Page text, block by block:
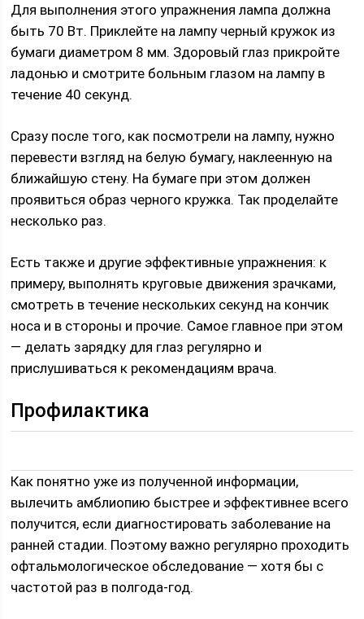
Для выполнения этого упражнения лампа должна
быть 70 Вт. Приклейте на лампу черный кружок из
бумаги диаметром 8 мм. Здоровый глаз прикройте
ладонью и смотрите больным глазом на лампу в
течение 40 секунд.
Сразу после того, как посмотрели на лампу, нужно
перевести взгляд на белую бумагу, наклеенную на
ближайшую стену. На бумаге при этом должен
проявиться образ черного кружка. Так проделайте
несколько раз.
Есть также и другие эффективные упражнения: к
примеру, выполнять круговые движения зрачками,
смотреть в течение нескольких секунд на кончик
носа и в стороны и прочие. Самое главное при этом
— делать зарядку для глаз регулярно и
прислушиваться к рекомендациям врача.
Профилактика
Как понятно уже из полученной информации,
вылечить амблиопию быстрее и эффективнее всего
получится, если диагностировать заболевание на
ранней стадии. Поэтому важно регулярно проходить
офтальмологическое обследование — хотя бы с
частотой раз в полгода-год.